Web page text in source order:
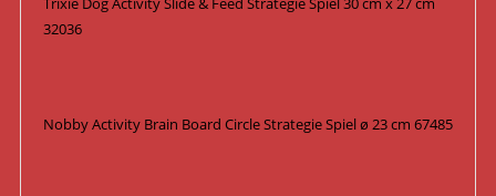
32036
Nobby Activity Brain Board Circle Strategie Spiel ø 23 cm 67485